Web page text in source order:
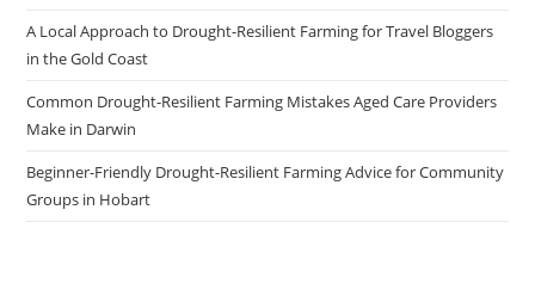
A Local Approach to Drought-Resilient Farming for Travel Bloggers
in the Gold Coast
Common Drought-Resilient Farming Mistakes Aged Care Providers
Make in Darwin
Beginner-Friendly Drought-Resilient Farming Advice for Community
Groups in Hobart